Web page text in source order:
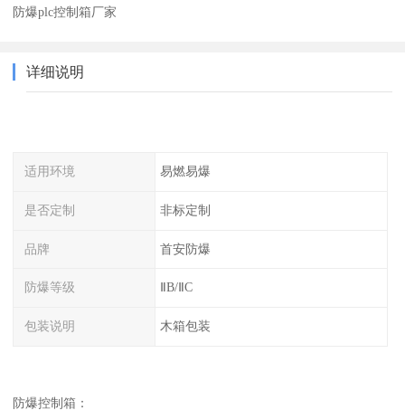
防爆plc控制箱厂家
详细说明
适用环境 易燃易爆
是否定制 非标定制
品牌 首安防爆
防爆等级 ⅡB/ⅡC
包装说明 木箱包装
防爆控制箱：